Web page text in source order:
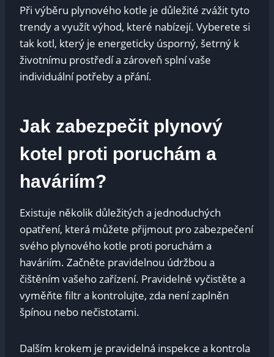
Při výběru plynového kotle je důležité ⁤zvážit tyto
trendy‌ a využít výhod, které nabízejí. Vyberete si
tak kotl, který je energeticky úsporný, šetrný k
životnímu prostředí ⁤a zároveň‌ splní vaše
individuální⁤ potřeby a přání.
Jak zabezpečit plynový
kotel ‌proti poruchám a
haváriím?
Existuje⁢ několik důležitých a⁣ jednoduchých
opatření, která můžete přijmout pro zabezpečení
svého plynového kotle proti poruchám a
haváriím. ⁣Začněte pravidelnou ‌údržbou a
čištěním vašeho zařízení. Pravidelně vyčistěte a⁢
vyměňte filtr a​ kontrolujte, zda ​není zaplněn ​
špínou nebo nečistotami.
Dalším⁢ krokem je⁤ pravidelná inspekce a kontrola